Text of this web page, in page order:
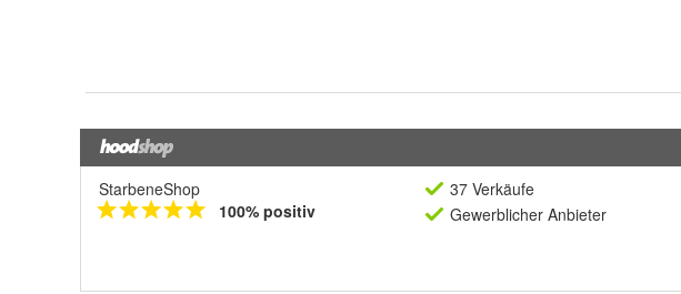
StarbeneShop
100% positiv
37 Verkäufe
Gewerblicher Anbieter